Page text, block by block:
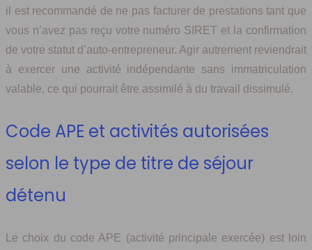
il est recommandé de ne pas facturer de prestations tant que
vous n’avez pas reçu votre numéro SIRET et la confirmation
de votre statut d’auto-entrepreneur. Agir autrement reviendrait
à exercer une activité indépendante sans immatriculation
valable, ce qui pourrait être assimilé à du travail dissimulé.
Code APE et activités autorisées
selon le type de titre de séjour
détenu
Le choix du code APE (activité principale exercée) est loin